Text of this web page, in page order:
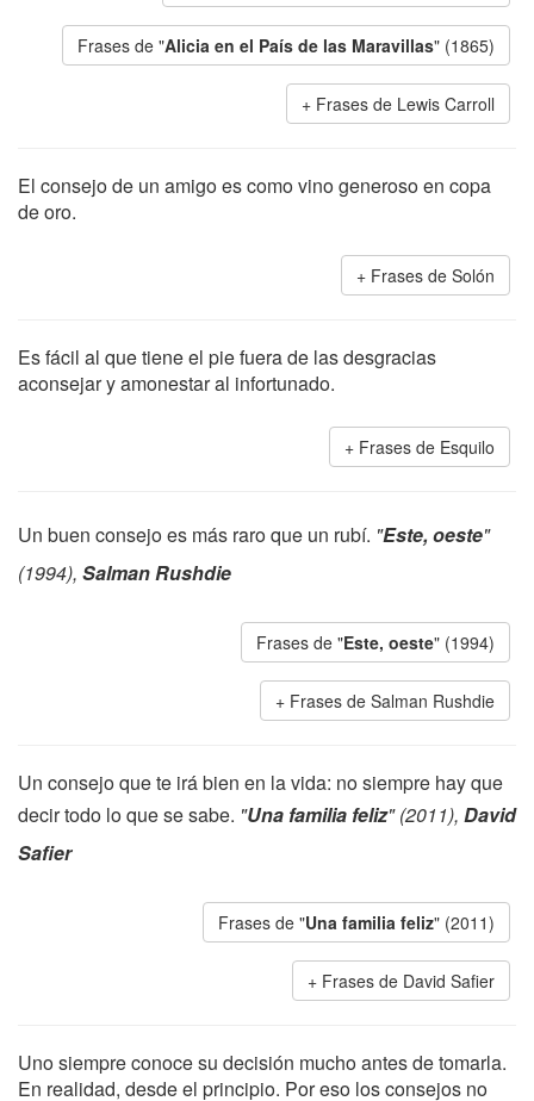
Frases de "Alicia en el País de las Maravillas" (1865)
Frases de Lewis Carroll
El consejo de un amigo es como vino generoso en copa
de oro.
Frases de Solón
Es fácil al que tiene el pie fuera de las desgracias
aconsejar y amonestar al infortunado.
Frases de Esquilo
Un buen consejo es más raro que un rubí. "Este, oeste"
(1994), Salman Rushdie
Frases de "Este, oeste" (1994)
Frases de Salman Rushdie
Un consejo que te irá bien en la vida: no siempre hay que
decir todo lo que se sabe. "Una familia feliz" (2011), David
Safier
Frases de "Una familia feliz" (2011)
Frases de David Safier
Uno siempre conoce su decisión mucho antes de tomarla.
En realidad, desde el principio. Por eso los consejos no